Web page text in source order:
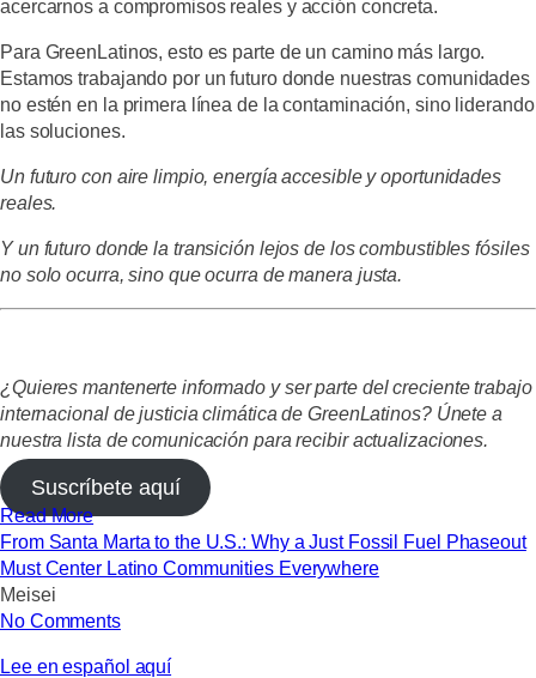
acercarnos a compromisos reales y acción concreta.
Para GreenLatinos, esto es parte de un camino más largo.
Estamos trabajando por un futuro donde nuestras comunidades
no estén en la primera línea de la contaminación, sino liderando
las soluciones.
Un futuro con aire limpio, energía accesible y oportunidades
reales.
Y un futuro donde la transición lejos de los combustibles fósiles
no solo ocurra, sino que ocurra de manera justa.
¿Quieres mantenerte informado y ser parte del creciente trabajo
internacional de justicia climática de GreenLatinos? Únete a
nuestra lista de comunicación para recibir actualizaciones.
Suscríbete aquí
Read More
From Santa Marta to the U.S.: Why a Just Fossil Fuel Phaseout
Must Center Latino Communities Everywhere
Meisei
No Comments
Lee en español aquí